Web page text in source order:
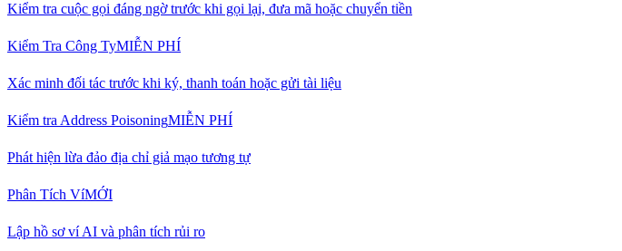
Kiểm tra cuộc gọi đáng ngờ trước khi gọi lại, đưa mã hoặc chuyển tiền
Kiểm Tra Công TyMIỄN PHÍ
Xác minh đối tác trước khi ký, thanh toán hoặc gửi tài liệu
Kiểm tra Address PoisoningMIỄN PHÍ
Phát hiện lừa đảo địa chỉ giả mạo tương tự
Phân Tích VíMỚI
Lập hồ sơ ví AI và phân tích rủi ro